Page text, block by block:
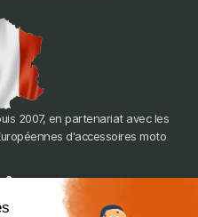
2007, en partenariat avec les
d'accessoires moto